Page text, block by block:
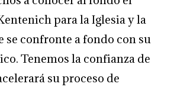
para la Iglesia y la
se confronte a fondo con su
Tenemos la confianza de
su proceso de